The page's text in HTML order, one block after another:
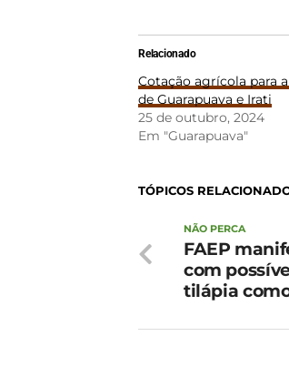
Relacionado
Cotação agrícola para
de Guarapuava e Irati
25 de outubro, 2024
Em "Guarapuava"
TÓPICOS
NÃO PERCA
FAEP
com
tilápia